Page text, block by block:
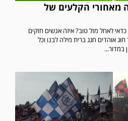
מאחורי הקלעים של
לאחל מזל טוב? איזה אנשים חזקים
אוהדים חגג ברית מילה לבנו וכל
במדור...